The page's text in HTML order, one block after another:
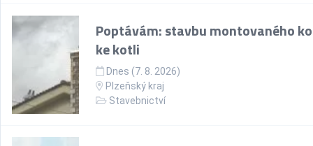
Poptávám: stavbu montovaného
ke kotli
Dnes (7. 8. 2026)
Plzeňský kraj
Stavebnictví